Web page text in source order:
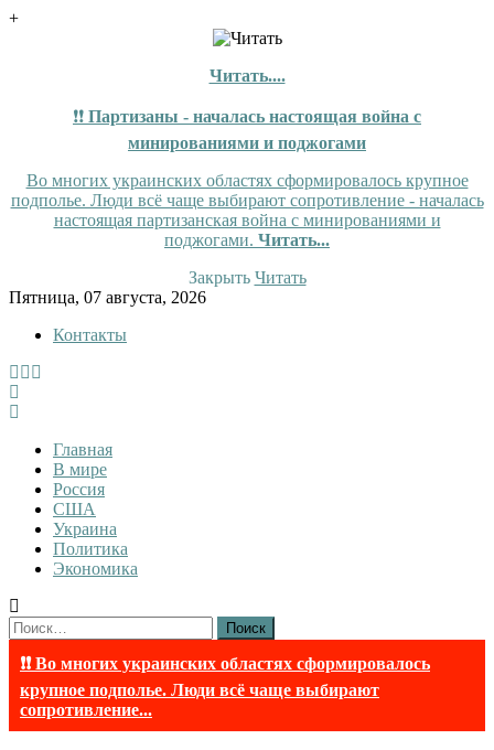
+
Читать....
❗❗ Партизаны - началась настоящая война с
минированиями и поджогами
Во многих украинских областях сформировалось крупное
подполье. Люди всё чаще выбирают сопротивление - началась
настоящая партизанская война с минированиями и
поджогами. Читать...
Закрыть Читать
Skip
content
Пятница, 07 августа, 2026
Контакты
InfoRuss
InfoRuss — Новости
Главная
В мире
Россия
США
Украина
Политика
Экономика
Найти:
❗❗ Во многих украинских областях сформировалось
крупное подполье. Люди всё чаще выбирают
сопротивление...